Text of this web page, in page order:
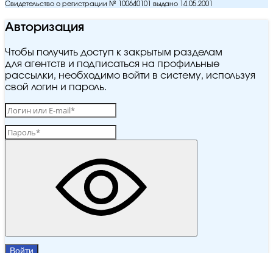
Свидетельство о регистрации № 100640101 выдано 14.05.2001
Авторизация
Чтобы получить доступ к закрытым разделам
для агентств и подписаться на профильные
рассылки, необходимо войти в систему, используя
свой логин и пароль.
Войти